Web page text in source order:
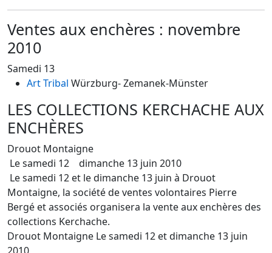
Ventes aux enchères : novembre
2010
Samedi 13
Art Tribal Würzburg- Zemanek-Münster
LES COLLECTIONS KERCHACHE AUX
ENCHÈRES
Drouot Montaigne
Le samedi 12 dimanche 13 juin 2010
Le samedi 12 et le dimanche 13 juin à Drouot
Montaigne, la société de ventes volontaires Pierre
Bergé et associés organisera la vente aux enchères des
collections Kerchache.
Drouot Montaigne Le samedi 12 et dimanche 13 juin